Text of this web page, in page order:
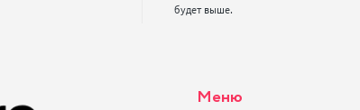
будет выше.
Меню